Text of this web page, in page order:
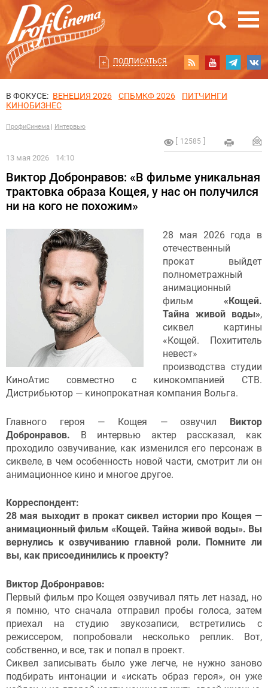
ПОДПИСАТЬСЯ
В ФОКУСЕ: ВЕНЕЦИЯ 2026 СПБМКФ 2026
ПИТЧИНГИ
КИНОБИЗНЕС
ПрофиСинема Интервью
12585
13 мая 2026 14:10
Виктор Добронравов: «В фильме уникальная
трактовка образа Кощея, у нас он получился
ни на кого не похожим»
28 мая 2026 года в
отечественный
прокат выйдет
полнометражный
анимационный
фильм «Кощей.
Тайна живой воды»,
сиквел картины
«Кощей. Похититель
невест»
производства студии
КиноАтис совместно с кинокомпанией СТВ.
Дистрибьютор — кинопрокатная компания Вольга.
Главного героя — Кощея — озвучил Виктор
Добронравов. В интервью актер рассказал, как
проходило озвучивание, как изменился его персонаж в
сиквеле, в чем особенность новой части, смотрит ли он
анимационное кино и многое другое.
Корреспондент:
28 мая выходит в прокат сиквел истории про Кощея —
анимационный фильм «Кощей. Тайна живой воды». Вы
вернулись к озвучиванию главной роли. Помните ли
вы, как присоединились к проекту?
Виктор Добронравов:
Первый фильм про Кощея озвучивал пять лет назад, но
я помню, что сначала отправил пробы голоса, затем
приехал на студию звукозаписи, встретились с
режиссером, попробовали несколько реплик. Вот,
собственно, и все, так и попал в проект.
Сиквел записывать было уже легче, не нужно заново
подбирать интонации и «искать образ героя», он уже